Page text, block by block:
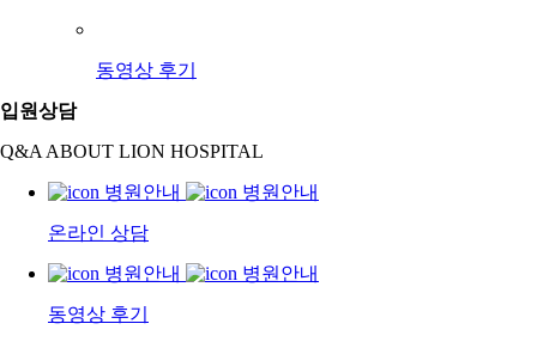
동영상 후기
입원상담
Q&A ABOUT LION HOSPITAL
온라인 상담
동영상 후기